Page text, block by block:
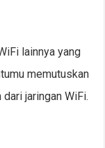
lainnya yang
memutuskan
jaringan WiFi.